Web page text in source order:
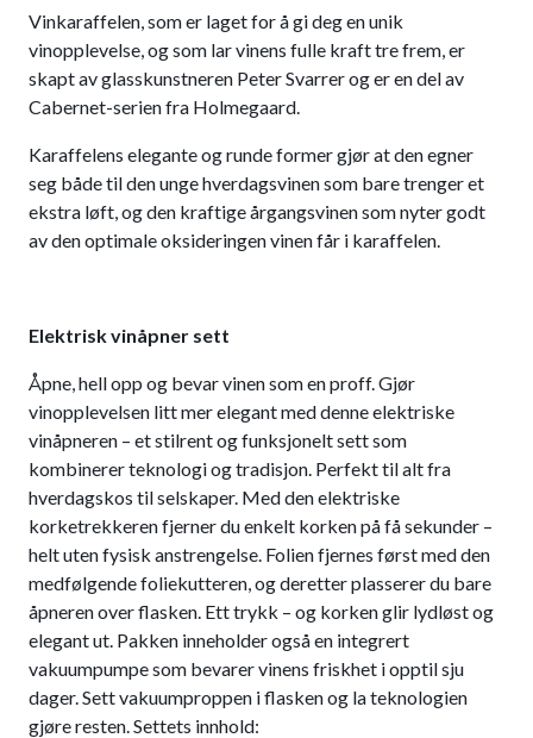
Vinkaraffelen, som er laget for å gi deg en unik
vinopplevelse, og som lar vinens fulle kraft tre frem, er
skapt av glasskunstneren Peter Svarrer og er en del av
Cabernet-serien fra Holmegaard.
Karaffelens elegante og runde former gjør at den egner
seg både til den unge hverdagsvinen som bare trenger et
ekstra løft, og den kraftige årgangsvinen som nyter godt
av den optimale oksideringen vinen får i karaffelen.
Elektrisk vinåpner sett
Åpne, hell opp og bevar vinen som en proff. Gjør
vinopplevelsen litt mer elegant med denne elektriske
vinåpneren – et stilrent og funksjonelt sett som
kombinerer teknologi og tradisjon. Perfekt til alt fra
hverdagskos til selskaper. Med den elektriske
korketrekkeren fjerner du enkelt korken på få sekunder –
helt uten fysisk anstrengelse. Folien fjernes først med den
medfølgende foliekutteren, og deretter plasserer du bare
åpneren over flasken. Ett trykk – og korken glir lydløst og
elegant ut. Pakken inneholder også en integrert
vakuumpumpe som bevarer vinens friskhet i opptil sju
dager. Sett vakuumproppen i flasken og la teknologien
gjøre resten. Settets innhold: